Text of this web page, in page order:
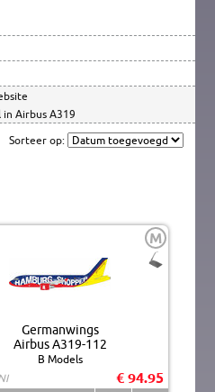
in Airbus A319
Sorteer op:
M
Germanwings
Airbus A319-112
B Models
€ 94.95